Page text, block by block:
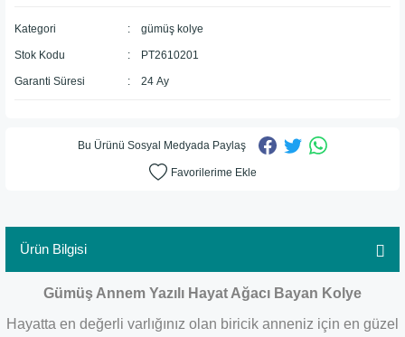
Kategori gümüş kolye
Stok Kodu PT2610201
Garanti Süresi 24 Ay
Bu Ürünü Sosyal Medyada Paylaş
Ürün Bilgisi
Gümüş Annem Yazılı Hayat Ağacı Bayan Kolye
Hayatta en değerli varlığınız olan biricik anneniz için en güzel